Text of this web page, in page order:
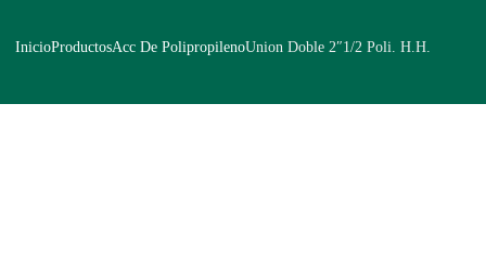
InicioProductosAcc De PolipropilenoUnion Doble 2″1/2 Poli. H.H.